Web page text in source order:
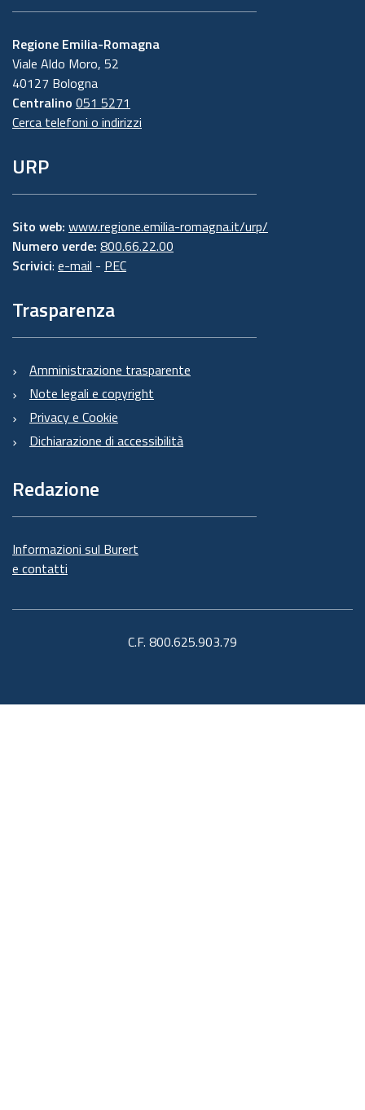
Regione Emilia-Romagna
Viale Aldo Moro, 52
40127 Bologna
Centralino 051 5271
Cerca telefoni o indirizzi
URP
Sito web: www.regione.emilia-romagna.it/urp/
Numero verde: 800.66.22.00
Scrivici: e-mail - PEC
Trasparenza
Amministrazione trasparente
Note legali e copyright
Privacy e Cookie
Dichiarazione di accessibilità
Redazione
Informazioni sul Burert
e contatti
C.F. 800.625.903.79